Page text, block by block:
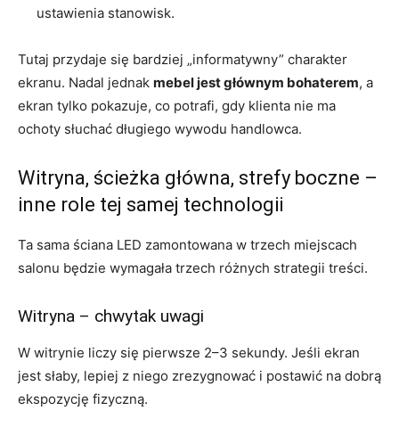
ustawienia stanowisk.
Tutaj przydaje się bardziej „informatywny” charakter
ekranu. Nadal jednak mebel jest głównym bohaterem, a
ekran tylko pokazuje, co potrafi, gdy klienta nie ma
ochoty słuchać długiego wywodu handlowca.
Witryna, ścieżka główna, strefy boczne –
inne role tej samej technologii
Ta sama ściana LED zamontowana w trzech miejscach
salonu będzie wymagała trzech różnych strategii treści.
Witryna – chwytak uwagi
W witrynie liczy się pierwsze 2–3 sekundy. Jeśli ekran
jest słaby, lepiej z niego zrezygnować i postawić na dobrą
ekspozycję fizyczną.